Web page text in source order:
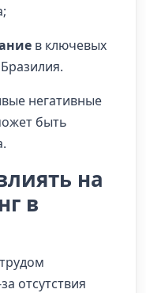
в ключевых
негативные
быть
на
в
отсутствия